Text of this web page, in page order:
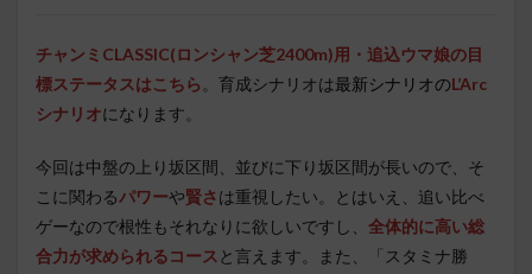
チャンミCLASSIC(ロンシャン芝2400m)用・追込ウマ娘の目
標ステータスはこちら 。育成シナリオは最新シナリオのL’Arc
シナリオになります。
今回は中盤の上り坂区間、並びに下り坂区間が長いので、そ
こに関わるパワーや賢さ は重視したい。とはいえ、追い比べ
ゲーなので根性もそれなりに欲しいですし、 全体的に高い総
合力が求められるコース と言えます。また、「スタミナ勝